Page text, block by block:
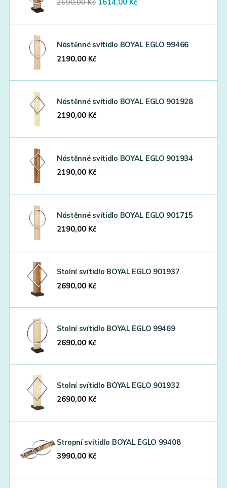
2690,00Kč
was:
1614,00 Kč
is:
Nástěnné svítidlo BOYAL EGLO 99466
2190,00 Kč
Nástěnné svítidlo BOYAL EGLO 901928
2190,00 Kč
Nástěnné svítidlo BOYAL EGLO 901934
2190,00 Kč
Nástěnné svítidlo BOYAL EGLO 901715
2190,00 Kč
Stolní svítidlo BOYAL EGLO 901937
2690,00 Kč
Stolní svítidlo BOYAL EGLO 99469
2690,00 Kč
Stolní svítidlo BOYAL EGLO 901932
2690,00 Kč
Stropní svítidlo BOYAL EGLO 99408
3990,00 Kč